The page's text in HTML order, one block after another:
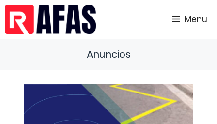
Saltar
contenido
Menu
Anuncios